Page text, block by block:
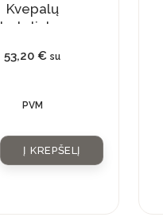
Kvepalų
buteliukas
natūraliu
53,20€ su
PVM
Į KREPŠELĮ